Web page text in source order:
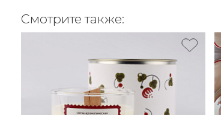
Смотрите также: